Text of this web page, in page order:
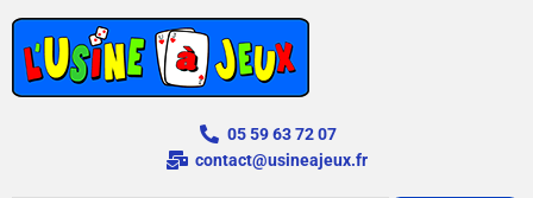
contenu
05 59 63 72 07
contact@usineajeux.fr